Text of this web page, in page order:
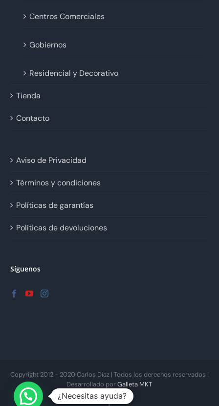
Centros Comerciales
Gobiernos
Residencial y Decorativo
Tienda
Contacto
Aviso de Privacidad
Términos y condiciones
Políticas de garantías
Políticas de devoluciones
Síguenos
Copyright 2012 - 2020 Carlos Díaz | Todos los derechos reservados |
Desarrollado porGalleta MKT
Facebook
¿Necesitas ayuda?